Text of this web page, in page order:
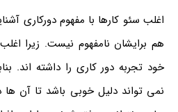
اغلب سئو کارها با مفهوم دورکاری
هم برایشان نامفهوم نیست. زیرا
خود تجربه دور کاری را داشته اند.
نمی تواند دلیل خوبی باشد تا آن